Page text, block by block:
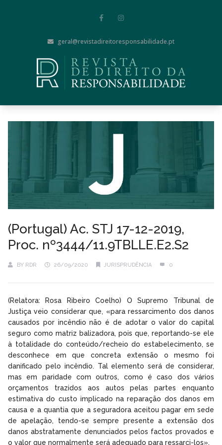
geral@revistadireitoresponsabilidade.pt
(Portugal) Ac. STJ 17-12-2019,
Proc. nº3444/11.9TBLLE.E2.S2
BY RDR 26/09/2020 JURISPRUDÊNCIA 0
(Relatora: Rosa Ribeiro Coelho) O Supremo Tribunal de
Justiça veio considerar que, «para ressarcimento dos danos
causados por incêndio não é de adotar o valor do capital
seguro como matriz balizadora, pois que, reportando-se ele
à totalidade do conteúdo/recheio do estabelecimento, se
desconhece em que concreta extensão o mesmo foi
danificado pelo incêndio. Tal elemento será de considerar,
mas em paridade com outros, como é caso dos vários
orçamentos trazidos aos autos pelas partes enquanto
estimativa do custo implicado na reparação dos danos em
causa e a quantia que a seguradora aceitou pagar em sede
de apelação, tendo-se sempre presente a extensão dos
danos abstratamente denunciados pelos factos provados e
o valor que normalmente será adequado para ressarci-los».